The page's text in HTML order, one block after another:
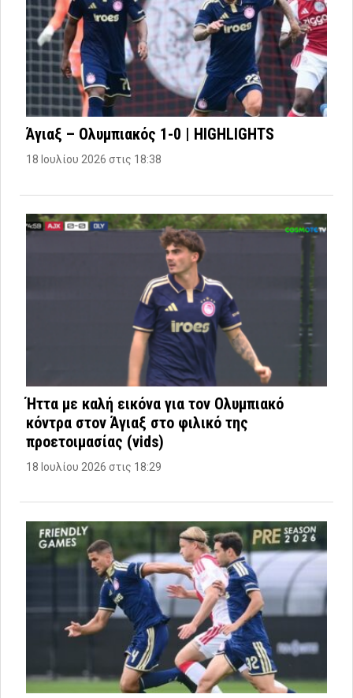
Άγιαξ – Ολυμπιακός 1-0 | HIGHLIGHTS
18 Ιουλίου 2026 στις 18:38
Ήττα με καλή εικόνα για τον Ολυμπιακό
κόντρα στον Άγιαξ στο φιλικό της
προετοιμασίας (vids)
18 Ιουλίου 2026 στις 18:29